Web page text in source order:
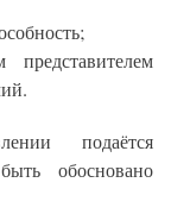
подаётся
обосновано